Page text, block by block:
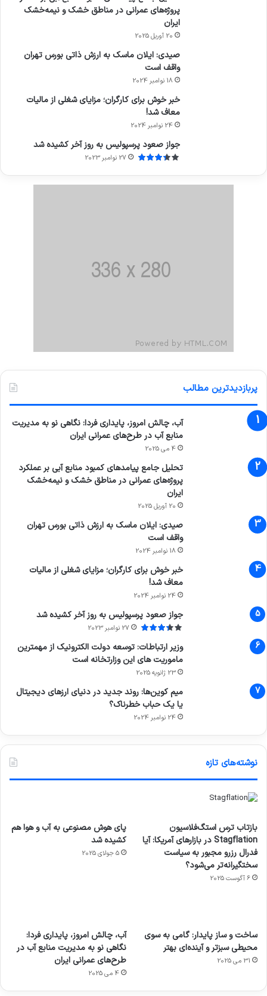
پروژه‌های عمرانی در مناطق خشک و نیمه‌خشک
ایران
20 آوریل 2025
صیدی: ایلان ماسک به ارزش ذاتی بورس تهران
واقف است
18 نوامبر 2024
خبر خوش برای کارگران؛ مزایای شغلی از مالیات
معاف شد!
24 نوامبر 2024
جواز صعود پرسپولیس به روز آخر کشیده شد
27 نوامبر 2023
پربازدیدترین مطالب
آب، چالش امروز، پایداری فردا: نگاهی نو به مدیریت
منابع آب در طرح‌های عمرانی ایران
4 می 2025
تحلیل جامع پیامدهای کمبود منابع آبی بر عملکرد
پروژه‌های عمرانی در مناطق خشک و نیمه‌خشک
ایران
20 آوریل 2025
صیدی: ایلان ماسک به ارزش ذاتی بورس تهران
واقف است
18 نوامبر 2024
خبر خوش برای کارگران؛ مزایای شغلی از مالیات
معاف شد!
24 نوامبر 2024
جواز صعود پرسپولیس به روز آخر کشیده شد
27 نوامبر 2023
وزیر ارتباطات: توسعه دولت الکترونیک از مهمترین
ماموریت های این وزارتخانه است
23 ژانویه 2025
میم کوین‌ها: روند جدید در دنیای ارزهای دیجیتال
یا یک حباب خطرناک؟
24 نوامبر 2024
نوشته‌های تازه
بازتاب ترس استگ‌فلاسیون
Stagflation در بازارهای آمریکا: آیا
فدرال رزرو مجبور به سیاست
سختگیرانه‌تر می‌شود؟
6 آگوست 2025
پای هوش مصنوعی به آب و هوا هم
کشیده شد
5 جولای 2025
ساخت و ساز پایدار: گامی به سوی
محیطی سبزتر و آینده‌ای بهتر
31 می 2025
آب، چالش امروز، پایداری فردا:
نگاهی نو به مدیریت منابع آب در
طرح‌های عمرانی ایران
4 می 2025
برای
کشف
توسط
ژاکت
مجازی
…
توسط
ساعت
هوشمند
با طعم
توسط
ژاکت
در
های
2023
توسط